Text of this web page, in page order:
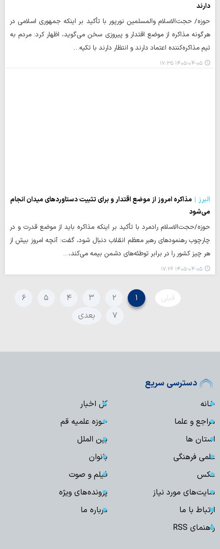
دارند
حوزه/ حجت‌الاسلام والمسلمین نورپور با تأکید بر اینکه جمهوری اسلامی در
هرگونه مذاکره از موضع اقتدار و پیروزی سخن می‌گوید، اظهار کرد: مردم به
تیم مذاکره‌کننده اعتماد دارند و انتظار دارند با تکیه…
۱۴۰۵-۰۴-۰۵ ۱۷:۳۵
البرز
مذاکره امروز از موضع اقتدار و برای تثبیت دستاوردهای میدان انجام
می‌شود
حوزه/حجت‌الاسلام رادمرد با تأکید بر اینکه مذاکره باید از موضع قدرت و در
چارچوب رهنمودهای رهبر معظم انقلاب دنبال شود، گفت: آنچه امروز بیش از
هر چیز کشور را در برابر توطئه‌های دشمن بیمه می‌کند،…
۱۴۰۵-۰۴-۰۵ ۱۷:۲۶
قبلی ۱ ۲ ۳ ۴ ۵
۶
۷
بعدی
دسترسی سریع
خانه
کل اخبار
مراجع و علما
حوزه علمیه قم
استان ها
بین الملل
علمی فرهنگی
بانوان
عکس
فیلم و صوت
سایت‌های مورد نیاز
پرونده‌های ویژه
ارتباط با ما
درباره ما
راهنمای RSS